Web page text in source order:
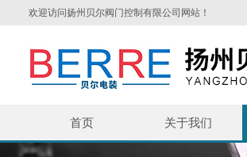
欢迎访问扬州贝尔阀门控制有限公司网站！
首页 关于我们